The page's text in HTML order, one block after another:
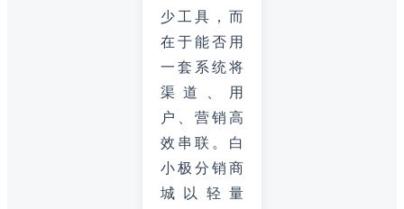
少工具，而
在于能否用
一套系统将
渠道、用
户、营销高
效串联。白
小极分销商
城以轻量